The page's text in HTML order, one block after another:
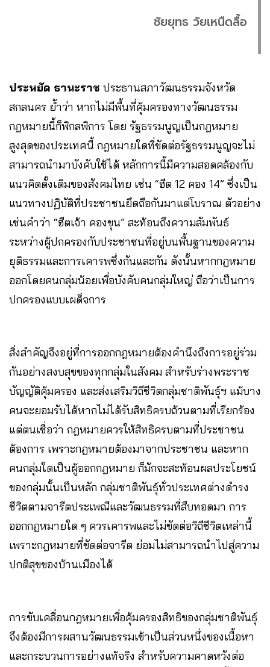
ชัยยุทธ วัยเหนืดลื้อ
ประหยัด ธานะราช ประธานสภาวัฒนธรรมจังหวัด
สกลนคร ย้ำว่า หากไม่มีพื้นที่คุ้มครองทางวัฒนธรรม
กฎหมายนี้ก็พิกลพิการ โดย รัฐธรรมนูญเป็นกฎหมาย
สูงสุดของประเทศนี้ กฎหมายใดที่ขัดต่อรัฐธรรมนูญจะไม่
สามารถนำมาบังคับใช้ได้ หลักการนี้มีความสอดคล้องกับ
แนวคิดดั้งเดิมของสังคมไทย เช่น “ฮีต 12 คอง 14” ซึ่งเป็น
แนวทางปฏิบัติที่ประชาชนยึดถือกันมาแต่โบราณ ตัวอย่าง
เช่นคำว่า “ฮีตเจ้า คองขุน” สะท้อนถึงความสัมพันธ์
ระหว่างผู้ปกครองกับประชาชนที่อยู่บนพื้นฐานของความ
ยุติธรรมและการเคารพซึ่งกันและกัน ดังนั้นหากกฎหมาย
ออกโดยคนกลุ่มน้อยเพื่อบังคับคนกลุ่มใหญ่ ถือว่าเป็นการ
ปกครองแบบเผด็จการ
สิ่งสำคัญจึงอยู่ที่การออกกฎหมายต้องคำนึงถึงการอยู่ร่วม
กันอย่างสงบสุขของทุกกลุ่มในสังคม สำหรับร่างพระราช
บัญญัติคุ้มครอง และส่งเสริมวิถีชีวิตกลุ่มชาติพันธุ์ฯ แม้บาง
คนจะยอมรับได้หากไม่ได้รับสิทธิครบถ้วนตามที่เรียกร้อง
แต่ตนเชื่อว่า กฎหมายควรให้สิทธิครบตามที่ประชาชน
ต้องการ เพราะกฎหมายต้องมาจากประชาชน และหาก
คนกลุ่มใดเป็นผู้ออกกฎหมาย ก็มักจะสะท้อนผลประโยชน์
ของกลุ่มนั้นเป็นหลัก กลุ่มชาติพันธุ์ทั่วประเทศต่างดำรง
ชีวิตตามจารีตประเพณีและวัฒนธรรมที่สืบทอดมา การ
ออกกฎหมายใด ๆ ควรเคารพและไม่ขัดต่อวิถีชีวิตเหล่านี้
เพราะกฎหมายที่ขัดต่อจารีต ย่อมไม่สามารถนำไปสู่ความ
ปกติสุขของบ้านเมืองได้
การขับเคลื่อนกฎหมายเพื่อคุ้มครองสิทธิของกลุ่มชาติพันธุ์
จึงต้องมีการผสานวัฒนธรรมเข้าเป็นส่วนหนึ่งของเนื้อหา
และกระบวนการอย่างแท้จริง สำหรับความคาดหวังต่อ